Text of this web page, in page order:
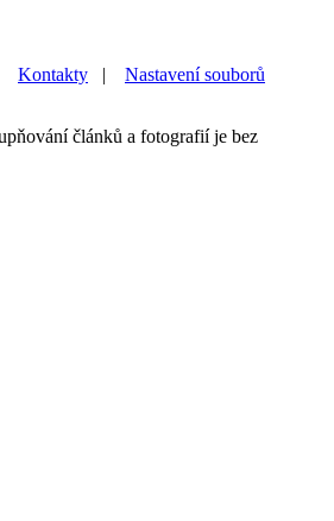
Kontakty Nastavení souborů
článků a fotografií je bez